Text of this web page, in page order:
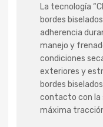
La tecnología
bordes
adherencia
manejo y
condiciones
exteriores y
bordes
contacto con la
máxima